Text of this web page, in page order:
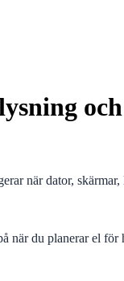
när dator, skärmar,
när du planerar el